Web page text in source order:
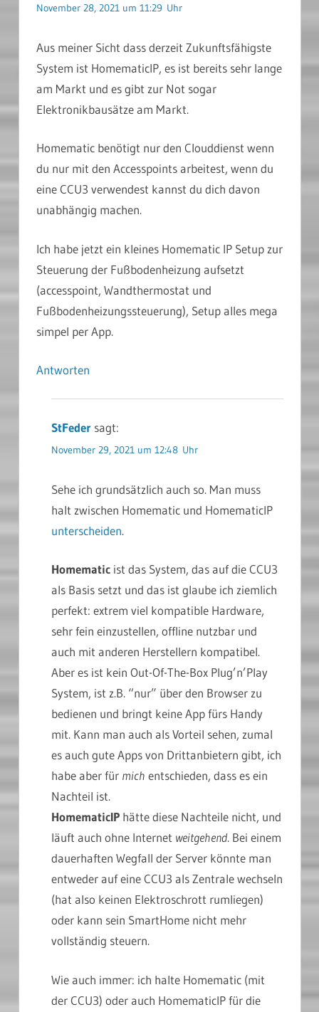
November 28, 2021 um 11:29 Uhr
Aus meiner Sicht dass derzeit Zukunftsfähigste
System ist HomematicIP, es ist bereits sehr lange
am Markt und es gibt zur Not sogar
Elektronikbausätze am Markt.
Homematic benötigt nur den Clouddienst wenn
du nur mit den Accesspoints arbeitest, wenn du
eine CCU3 verwendest kannst du dich davon
unabhängig machen.
Ich habe jetzt ein kleines Homematic IP Setup zur
Steuerung der Fußbodenheizung aufsetzt
(accesspoint, Wandthermostat und
Fußbodenheizungssteuerung), Setup alles mega
simpel per App.
Antworten
StFeder sagt:
November 29, 2021 um 12:48 Uhr
Sehe ich grundsätzlich auch so. Man muss
halt zwischen Homematic und HomematicIP
unterscheiden.
Homematicist das System, das auf die CCU3
als Basis setzt und das ist glaube ich ziemlich
perfekt: extrem viel kompatible Hardware,
sehr fein einzustellen, offline nutzbar und
auch mit anderen Herstellern kompatibel.
Aber es ist kein Out-Of-The-Box Plug’n’Play
System, ist z.B. “nur” über den Browser zu
bedienen und bringt keine App fürs Handy
mit. Kann man auch als Vorteil sehen, zumal
es auch gute Apps von Drittanbietern gibt, ich
habe aber für mich entschieden, dass es ein
Nachteil ist.
HomematicIPhätte diese Nachteile nicht, und
läuft auch ohne Internet weitgehend. Bei einem
dauerhaften Wegfall der Server könnte man
entweder auf eine CCU3 als Zentrale wechseln
(hat also keinen Elektroschrott rumliegen)
oder kann sein SmartHome nicht mehr
vollständig steuern.
Wie auch immer: ich halte Homematic (mit
der CCU3) oder auch HomematicIP für die